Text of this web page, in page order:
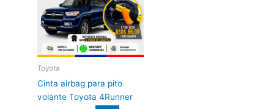
Toyota
Cinta airbag para pito
volante Toyota 4Runner